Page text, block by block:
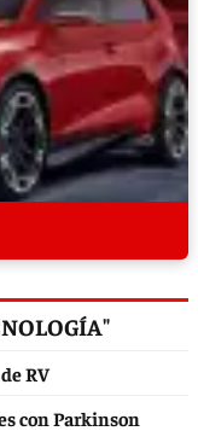
RV
con Parkinson